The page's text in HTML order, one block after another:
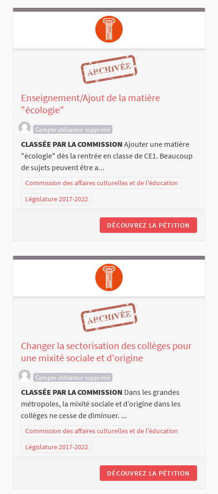
Enseignement/Ajout de la matière
"écologie"
Compte utilisateur supprimé
CLASSÉE PAR LA COMMISSION Ajouter une matière
"écologie" dès la rentrée en classe de CE1. Beaucoup
de sujets peuvent être a...
Commission des affaires culturelles et de l'éducation
Législature 2017-2022
DÉCOUVREZ LA PÉTITION
Changer la sectorisation des collèges pour
une mixité sociale et d'origine
Compte utilisateur supprimé
CLASSÉE PAR LA COMMISSION Dans les grandes
métropoles, la mixité sociale et d’origine dans les
collèges ne cesse de diminuer. ...
Commission des affaires culturelles et de l'éducation
Législature 2017-2022
DÉCOUVREZ LA PÉTITION